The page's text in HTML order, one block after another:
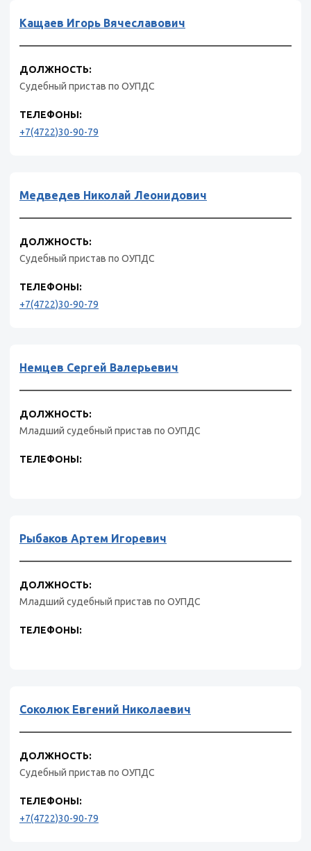
Кащаев Игорь Вячеславович
ДОЛЖНОСТЬ:
Судебный пристав по ОУПДС
ТЕЛЕФОНЫ:
+7(4722)30-90-79
Медведев Николай Леонидович
ДОЛЖНОСТЬ:
Судебный пристав по ОУПДС
ТЕЛЕФОНЫ:
+7(4722)30-90-79
Немцев Сергей Валерьевич
ДОЛЖНОСТЬ:
Младший судебный пристав по ОУПДС
ТЕЛЕФОНЫ:
Рыбаков Артем Игоревич
ДОЛЖНОСТЬ:
Младший судебный пристав по ОУПДС
ТЕЛЕФОНЫ:
Соколюк Евгений Николаевич
ДОЛЖНОСТЬ:
Судебный пристав по ОУПДС
ТЕЛЕФОНЫ:
+7(4722)30-90-79